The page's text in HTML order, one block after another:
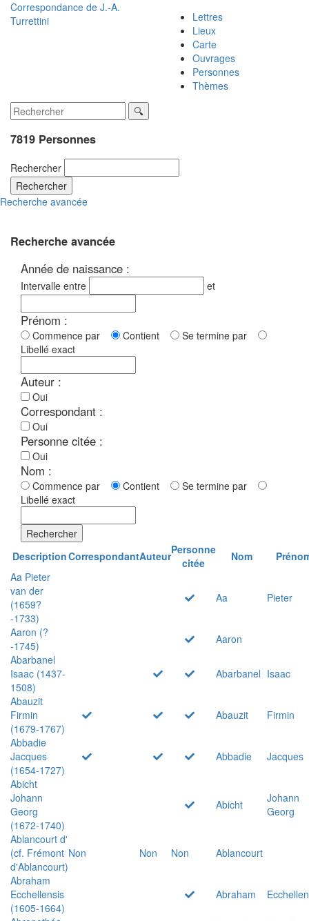
Correspondance de J.-A.
Turrettini
Lettres
Lieux
Carte
Ouvrages
Personnes
Thèmes
7819 Personnes
Rechercher
Rechercher
Recherche avancée
Recherche avancée
Année de naissance :
Intervalle entre et
Prénom :
Commence par Contient
Se termine par
Libellé exact
Auteur :
Oui
Correspondant :
Oui
Personne citée :
Oui
Nom :
Commence par Contient
Se termine par
Libellé exact
Rechercher
DescriptionCorrespondantAuteurPersonne
citée
Nom
Aa Pieter
van der
(1659?
-1733)
Aa Pieter
Aaron (?
-1745)
Aaron
Abarbanel
Isaac (1437-
1508)
Abarbanel Isaac
Abauzit
Firmin
(1679-1767)
Abauzit
Firmin
Abbadie
Jacques
(1654-1727)
Abbadie
Jacques
Abicht
Johann
Georg
(1672-1740)
Abicht
Johann
Georg
Ablancourt d'
(cf. Frémont
d'Ablancourt)
Non Non Non
Ablancourt
Abraham
Ecchellensis
(1605-1664)
Abraham